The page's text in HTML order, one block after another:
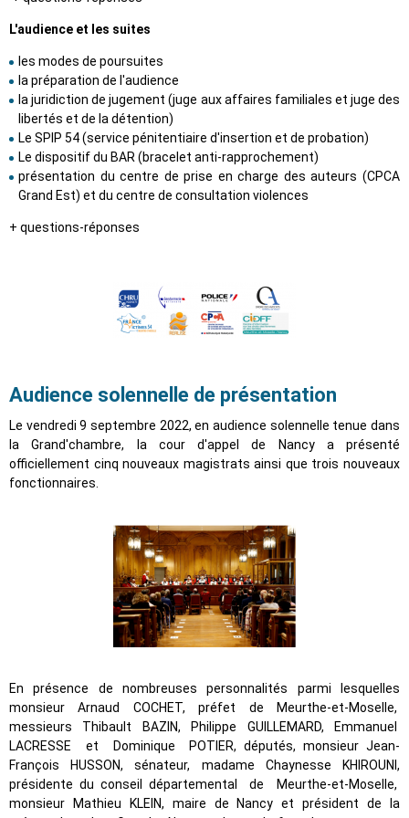
L'audience et les suites
les modes de poursuites
la préparation de l'audience
la juridiction de jugement (juge aux affaires familiales et juge des
libertés et de la détention)
Le SPIP 54 (service pénitentiaire d'insertion et de probation)
Le dispositif du BAR (bracelet anti-rapprochement)
présentation du centre de prise en charge des auteurs (CPCA
Grand Est) et du centre de consultation violences
+ questions-réponses
Audience solennelle de présentation
Le vendredi 9 septembre 2022, en audience solennelle tenue dans
la Grand'chambre, la cour d'appel de Nancy a présenté
officiellement cinq nouveaux magistrats ainsi que trois nouveaux
fonctionnaires.
En présence de nombreuses personnalités parmi lesquelles
monsieur Arnaud COCHET, préfet de Meurthe-et-Moselle,
messieurs Thibault BAZIN, Philippe GUILLEMARD, Emmanuel
LACRESSE et Dominique POTIER, députés, monsieur Jean-
François HUSSON, sénateur, madame Chaynesse KHIROUNI,
présidente du conseil départemental de Meurthe-et-Moselle,
monsieur Mathieu KLEIN, maire de Nancy et président de la